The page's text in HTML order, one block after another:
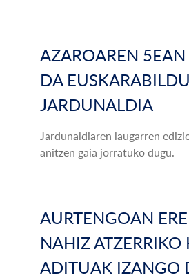
AZAROAREN
DA
JARDUNALDIA
Jardunaldiaren laugarren
anitzen gaia jorratuko dugu.
AURTENGOAN
NAHIZ ATZERRIKO
ADITUAK IZANGO